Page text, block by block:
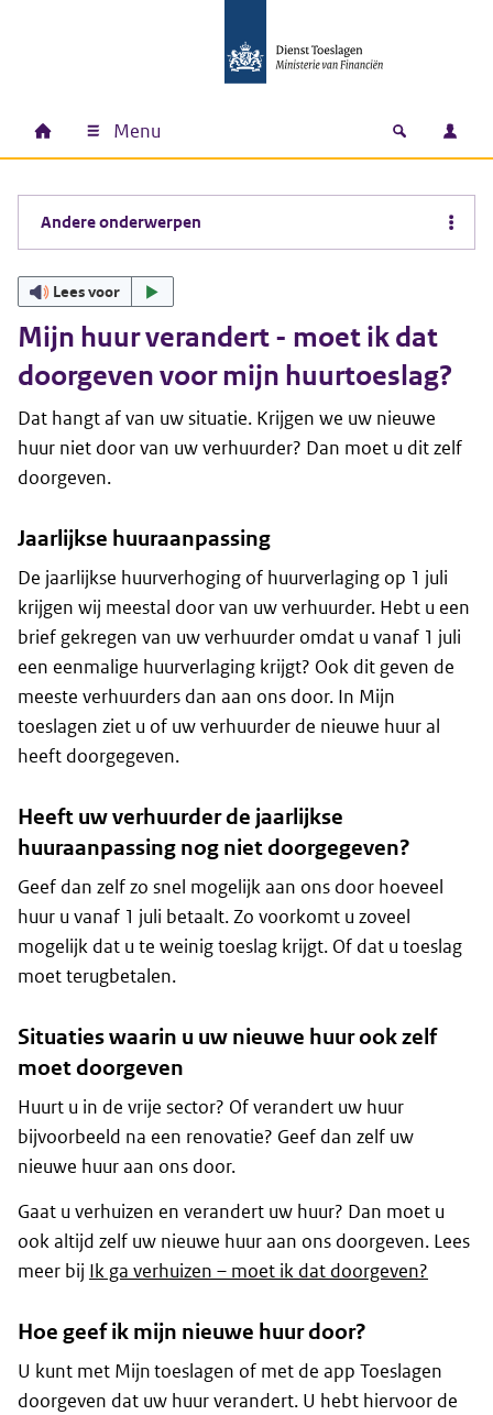
Hoofdnavigatie
Home Menu Open
Andere onderwerpen
Lees voor
Mijn huur verandert - moet ik dat
doorgeven voor mijn huurtoeslag?
Dat hangt af van uw situatie. Krijgen we uw nieuwe
huur niet door van uw verhuurder? Dan moet u dit zelf
doorgeven.
Jaarlijkse huuraanpassing
De jaarlijkse huurverhoging of huurverlaging op 1 juli
krijgen wij meestal door van uw verhuurder. Hebt u een
brief gekregen van uw verhuurder omdat u vanaf 1 juli
een eenmalige huurverlaging krijgt? Ook dit geven de
meeste verhuurders dan aan ons door. In Mijn
toeslagen ziet u of uw verhuurder de nieuwe huur al
heeft doorgegeven.
Heeft uw verhuurder de jaarlijkse
huuraanpassing nog niet doorgegeven?
Geef dan zelf zo snel mogelijk aan ons door hoeveel
huur u vanaf 1 juli betaalt. Zo voorkomt u zoveel
mogelijk dat u te weinig toeslag krijgt. Of dat u toeslag
moet terugbetalen.
Situaties waarin u uw nieuwe huur ook zelf
moet doorgeven
Huurt u in de vrije sector? Of verandert uw huur
bijvoorbeeld na een renovatie? Geef dan zelf uw
nieuwe huur aan ons door.
Gaat u verhuizen en verandert uw huur? Dan moet u
ook altijd zelf uw nieuwe huur aan ons doorgeven. Lees
meer bij Ik ga verhuizen – moet ik dat doorgeven?
Hoe geef ik mijn nieuwe huur door?
U kunt met Mijn toeslagen of met de app Toeslagen
doorgeven dat uw huur verandert. U hebt hiervoor de